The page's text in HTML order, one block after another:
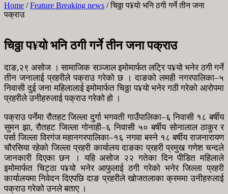
Home /Feature Breaking news /चिठ्ठा प¥यो भनि ठगी गर्ने तीन जना
पक्राउ
चिठ्ठा प¥यो भनि ठगी गर्ने तीन जना पक्राउ
दाङ,२९ असोज । सामाजिक सञ्जाल इमोमार्फत लट्रि प¥यो भनेर ठगी गर्ने
तीन जनालाई प्रहरीले पक्राउ गरेको छ । दाङको लमही नगरपालिका–५
निवासी दुई जना महिलालाई इमोमार्फत चिठ्ठा प¥यो भनेर गठी गरेको आरोपमा
प्रहरीले उनीहरुलाई पक्राउ गरेको हो ।
पक्राउ पर्नेमा रौतहट जिल्ला दुर्गा भगवती गाउँपालिका–६ निवासी १८ बर्षीय
सुमन झा, रौतहट जिल्ला गोनाही–६ निवासी ५० बर्षीय सोनालाल ठाकुर र
पर्सा जिल्ला विरगंज महानगरपालिका–१६ नगवा बस्ने १८ बर्षीय राजनारायण
चौरसिया रहेको जिल्ला प्रहरी कार्यालय दाङका प्रहरी प्रमुख गणेश चन्दले
जानकारी दिएका छन । यहि असोज २२ गतेका दिन पीडित महिलाले
इमोमार्फत चिट्ठा प¥यो भनेर आफुलाई ठगी गरेको भनेर जिल्ला प्रहरी
कार्यालयमा निवेदन दिएपछि दाङ प्रहरीले खोजतलाका क्रममा उनीहरुलाई
पक्राउ गरेको उनले बताए ।